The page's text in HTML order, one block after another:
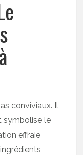
conviviaux. Il
symbolise le
effraie